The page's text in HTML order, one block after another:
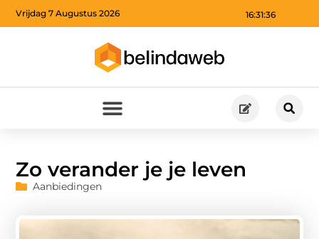
16:31:37
Vrijdag 7 Augustus 2026
Zo verander je je leven
Aanbiedingen